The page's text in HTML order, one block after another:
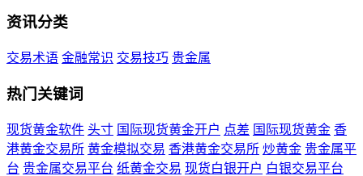
资讯分类
交易术语 金融常识 交易技巧 贵金属
热门关键词
现货黄金软件 头寸 国际现货黄金开户 点差 国际现货黄金 香
港黄金交易所 黄金模拟交易 香港黄金交易所 炒黄金 贵金属平
台 贵金属交易平台 纸黄金交易 现货白银开户 白银交易平台